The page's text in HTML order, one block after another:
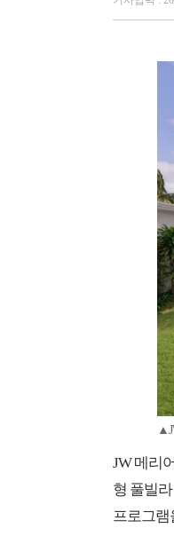
JW 메리
형 풀빌
프로그램